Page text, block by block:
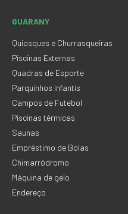
GUARANY
Quiosques e Churrasqueiras
Piscinas Externas
Quadras de Esporte
Parquinhos infantis
Campos de Futebol
Piscinas térmicas
Saunas
Empréstimo de Bolas
Chimarródromo
Máquina de gelo
Endereço